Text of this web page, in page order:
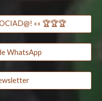
«« 🏆🏆🏆
WhatsApp